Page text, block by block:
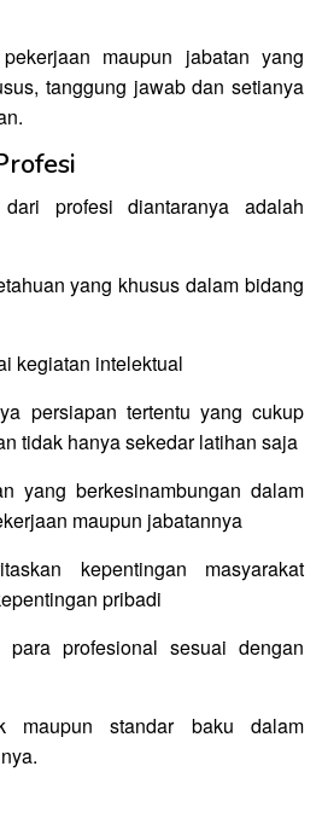
maupun jabatan yang
tanggung jawab dan setianya
profesi diantaranya adalah
yang khusus dalam bidang
kegiatan intelektual
persiapan tertentu yang cukup
tidak hanya sekedar latihan saja
yang berkesinambungan dalam
maupun jabatannya
kepentingan masyarakat
pribadi
profesional sesuai dengan
maupun standar baku dalam